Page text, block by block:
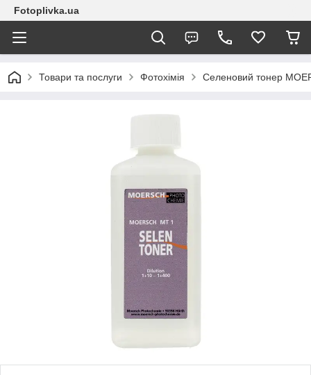
Fotoplivka.ua
Товари та послуги Фотохімія Селеновий тонер